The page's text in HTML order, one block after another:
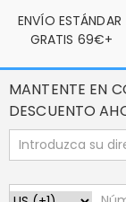
ENVÍO ESTÁNDAR
GRATIS 69€+
MANTENTE EN
DESCUENTO